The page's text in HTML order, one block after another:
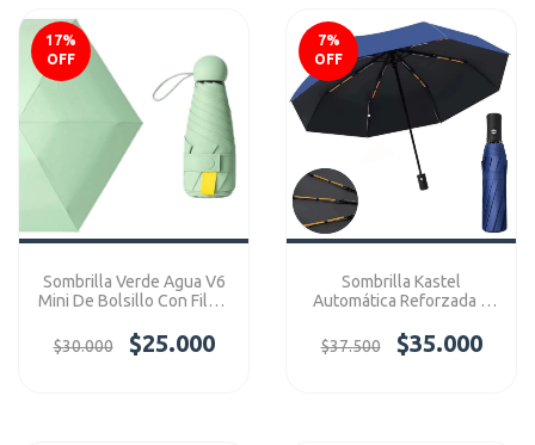
17%
OFF
Sombrilla Verde Agua V6
Mini De Bolsillo Con Filtro
$30.000
$25.000
7%
OFF
Sombrilla Kastel
Automática Reforzada 8
$37.500
$35.000